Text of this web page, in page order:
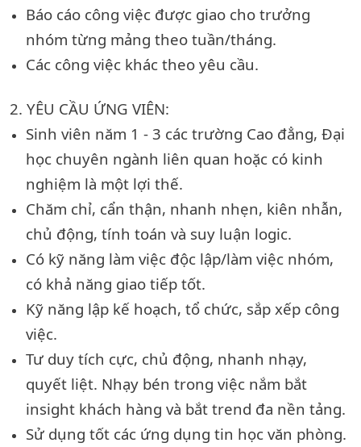
Báo cáo công việc được giao cho trưởng
nhóm từng mảng theo tuần/tháng.
Các công việc khác theo yêu cầu.
2. YÊU CẦU ỨNG VIÊN:
Sinh viên năm 1 - 3 các trường Cao đẳng, Đại
học chuyên ngành liên quan hoặc có kinh
nghiệm là một lợi thế.
Chăm chỉ, cẩn thận, nhanh nhẹn, kiên nhẫn,
chủ động, tính toán và suy luận logic.
Có kỹ năng làm việc độc lập/làm việc nhóm,
có khả năng giao tiếp tốt.
Kỹ năng lập kế hoạch, tổ chức, sắp xếp công
việc.
Tư duy tích cực, chủ động, nhanh nhạy,
quyết liệt. Nhạy bén trong việc nắm bắt
insight khách hàng và bắt trend đa nền tảng.
Sử dụng tốt các ứng dụng tin học văn phòng.